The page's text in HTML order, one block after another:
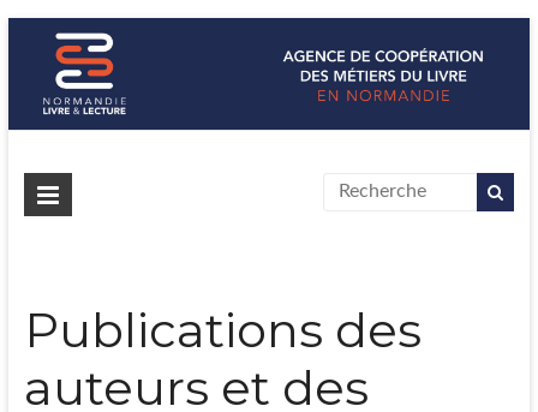
Normandie Livre & Lecture
L'agence de coopération des métiers du livre en Normandie
Publications des
auteurs et des